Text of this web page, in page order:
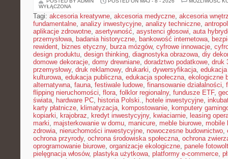
WYŁĄCZONA
Tagi: akcesoria kreatywne, akcesoria medyczne, akcesoria
fundamentalne, analizy inwestycyjne, analizy techniczne,
aplikacje zdrowotne, asertywność, asystenci głosowi, auta
przemysłowa, badania historyczne, bankowość internetowa,
rewident, biznes etyczny, burza mózgów, cyfrowe innowacje,
design produktu, design thinking, diagnostyka obrazowa, diy
domowe dekoracje, domy drewniane, doradztwo podatkowe, druk
przemysłowy, druk reklamowy, drukarki, dywersyfikacja,
kulturowa, edukacja publiczna, edukacja społeczna, ekologiczne
alternatywna, fauna, festiwale ludowe, finansowanie działalności,
flipping nieruchomości, flora, folklor regionalny, fundusze ETF,
świata, hardware PC, historia Polski., hotele inwestycyjne,
karty płatnicze, klimatyzacja, kompostowanie, komputery
kopiarki, krajobraz, kredyt inwestycyjny, kwiaciarnie, leasing
marki, majsterkowanie w domu, manicure, meble biurowe, mobile
zdrowia, nieruchomości inwestycyjne, nowoczesne budownictwo,
ochrona przyrody, ochrona środowiska społeczna, ochrona
oprogramowanie biurowe, organizacje ekologiczne, panele
pielęgnacja włosów, plastyka użytkowa, platformy e-commerce,